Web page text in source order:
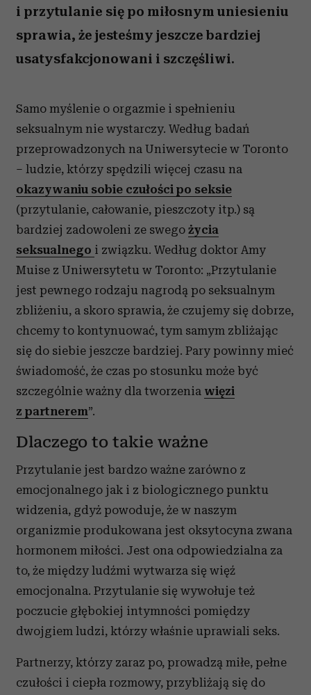
i przytulanie się po miłosnym uniesieniu
sprawia, że jesteśmy jeszcze bardziej
usatysfakcjonowani i szczęśliwi.
Samo myślenie o orgazmie i spełnieniu
seksualnym nie wystarczy. Według badań
przeprowadzonych na Uniwersytecie w Toronto
– ludzie, którzy spędzili więcej czasu na
okazywaniu sobie czułości po seksie
(przytulanie, całowanie, pieszczoty itp.) są
bardziej zadowoleni ze swego życia
seksualnego i związku. Według doktor Amy
Muise z Uniwersytetu w Toronto: „Przytulanie
jest pewnego rodzaju nagrodą po seksualnym
zbliżeniu, a skoro sprawia, że czujemy się dobrze,
chcemy to kontynuować, tym samym zbliżając
się do siebie jeszcze bardziej. Pary powinny mieć
świadomość, że czas po stosunku może być
szczególnie ważny dla tworzenia więzi
z partnerem”.
Dlaczego to takie ważne
Przytulanie jest bardzo ważne zarówno z
emocjonalnego jak i z biologicznego punktu
widzenia, gdyż powoduje, że w naszym
organizmie produkowana jest oksytocyna zwana
hormonem miłości. Jest ona odpowiedzialna za
to, że między ludźmi wytwarza się więź
emocjonalna. Przytulanie się wywołuje też
poczucie głębokiej intymności pomiędzy
dwojgiem ludzi, którzy właśnie uprawiali seks.
Partnerzy, którzy zaraz po, prowadzą miłe, pełne
czułości i ciepła rozmowy, przybliżają się do